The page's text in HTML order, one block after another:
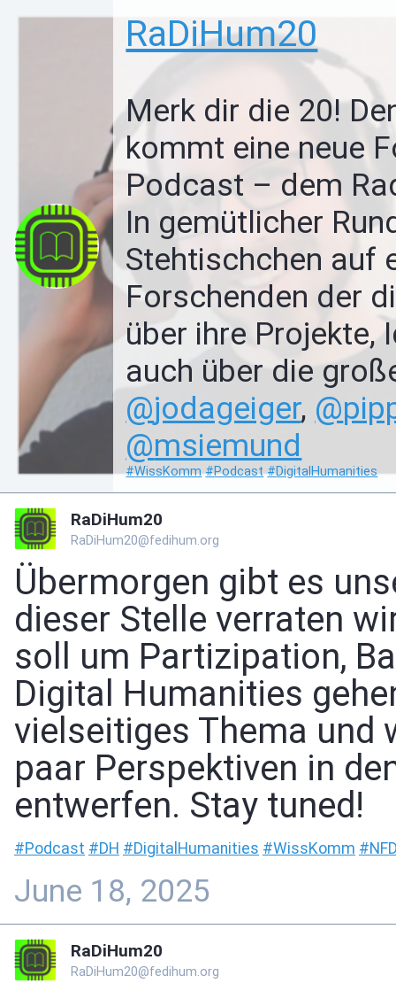
RaDiHum20
Merk dir die 20!
kommt eine neue
Podcast – dem
In gemütlicher
Stehtischchen auf
Forschenden der
über ihre Projekte,
auch über die
@jodageiger, @
@msiemund
#WissKomm #Podcast #DigitalHumanities
RaDiHum20
RaDiHum20@fedihum.org
Übermorgen gibt es
dieser Stelle verraten
soll um Partizipation,
Digital Humanities
vielseitiges Thema und
paar Perspektiven in
entwerfen. Stay tuned!
#Podcast #DH #DigitalHumanities #WissKomm #
June 18, 2025
RaDiHum20
RaDiHum20@fedihum.org